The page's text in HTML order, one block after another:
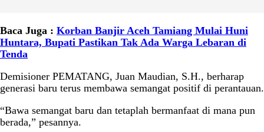
Baca Juga : Korban Banjir Aceh Tamiang Mulai Huni
Huntara, Bupati Pastikan Tak Ada Warga Lebaran di
Tenda
Demisioner PEMATANG, Juan Maudian, S.H., berharap
generasi baru terus membawa semangat positif di perantauan.
“Bawa semangat baru dan tetaplah bermanfaat di mana pun
berada,” pesannya.